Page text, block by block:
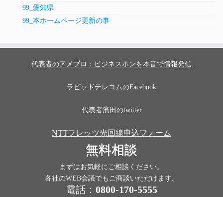
99_愛知県
99_本ホームページ更新の事
代表者のアメブロ：ビジネスホンを本音で情報発信
ラピッドテレコムのFacebook
代表者濱田のtwitter
NTTフレッツ光回線申込フォーム
無料相談
まずはお気軽にご相談ください。
各社のWEB会議でもご商談いただけます。
電話： 0800-170-5555